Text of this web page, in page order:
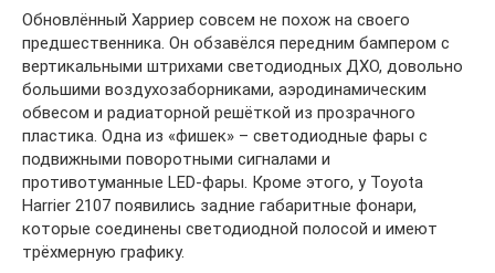
Обновлённый Харриер совсем не похож на своего
предшественника. Он обзавёлся передним бампером с
вертикальными штрихами светодиодных ДХО, довольно
большими воздухозаборниками, аэродинамическим
обвесом и радиаторной решёткой из прозрачного
пластика. Одна из «фишек» – светодиодные фары с
подвижными поворотными сигналами и
противотуманные LED-фары. Кроме этого, у Toyota
Harrier 2107 появились задние габаритные фонари,
которые соединены светодиодной полосой и имеют
трёхмерную графику.